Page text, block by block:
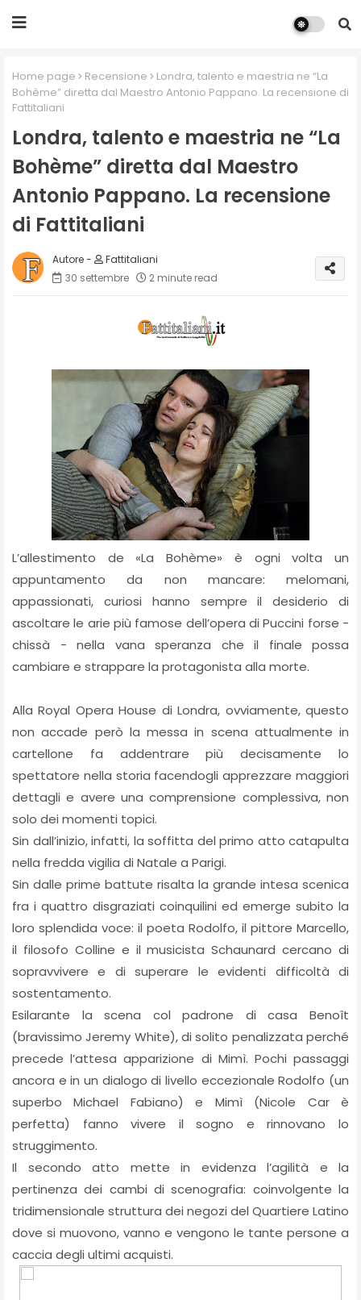
Home page Recensione
Londra, talento e maestria ne “La
Bohème” diretta dal Maestro Antonio Pappano. La recensione di
Fattitaliani
Londra, talento e maestria ne “La
Bohème” diretta dal Maestro
Antonio Pappano. La recensione
di Fattitaliani
Fattitaliani
30 settembre
2 minute read
L’allestimento de «La Bohème» è ogni volta un
appuntamento da non mancare: melomani,
appassionati, curiosi hanno sempre il desiderio di
ascoltare le arie più famose dell’opera di Puccini forse -
chissà - nella vana speranza che il finale possa
cambiare e strappare la protagonista alla morte.
Alla Royal Opera House di Londra, ovviamente, questo
non accade però la messa in scena attualmente in
cartellone fa addentrare più decisamente lo
spettatore nella storia facendogli apprezzare maggiori
dettagli e avere una comprensione complessiva, non
solo dei momenti topici.
Sin dall’inizio, infatti, la soffitta del primo atto catapulta
nella fredda vigilia di Natale a Parigi.
Sin dalle prime battute risalta la grande intesa scenica
fra i quattro disgraziati coinquilini ed emerge subito la
loro splendida voce: il poeta Rodolfo, il pittore Marcello,
il filosofo Colline e il musicista Schaunard cercano di
sopravvivere e di superare le evidenti difficoltà di
sostentamento.
Esilarante la scena col padrone di casa Benoît
(bravissimo Jeremy White), di solito penalizzata perché
precede l’attesa apparizione di Mimì. Pochi passaggi
ancora e in un dialogo di livello eccezionale Rodolfo (un
superbo Michael Fabiano) e Mimì (Nicole Car è
perfetta) fanno vivere il sogno e rinnovano lo
struggimento.
Il secondo atto mette in evidenza l’agilità e la
pertinenza dei cambi di scenografia: coinvolgente la
tridimensionale struttura dei negozi del Quartiere Latino
dove si muovono, vanno e vengono le tante persone a
caccia degli ultimi acquisti.